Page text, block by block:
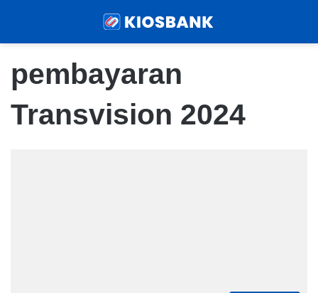
pembayaran
Transvision 2024